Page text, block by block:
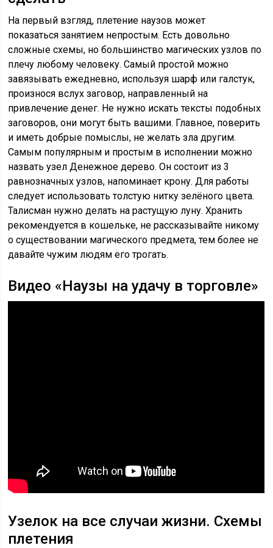
На первый взгляд, плетение наузов может
показаться занятием непростым. Есть довольно
сложные схемы, но большинство магических узлов по
плечу любому человеку. Самый простой можно
завязывать ежедневно, используя шарф или галстук,
произнося вслух заговор, направленный на
привлечение денег. Не нужно искать тексты подобных
заговоров, они могут быть вашими. Главное, поверить
и иметь добрые помыслы, не желать зла другим.
Самым популярным и простым в исполнении можно
назвать узел Денежное дерево. Он состоит из 3
равнозначных узлов, напоминает крону. Для работы
следует использовать толстую нитку зелёного цвета.
Талисман нужно делать на растущую луну. Хранить
рекомендуется в кошельке, не рассказывайте никому
о существовании магического предмета, тем более не
давайте чужим людям его трогать.
Видео «Наузы на удачу в торговле»
Узелок на все случаи жизни. Схемы
плетения